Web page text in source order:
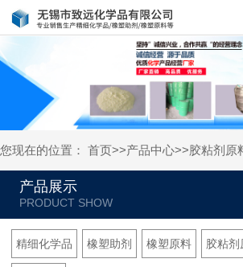
首
页
关
我
品
新
您现在的位置： 首页>>产品中心>>胶粘剂原
产品展示
精细化学品 橡塑助剂 橡塑原料 胶粘剂